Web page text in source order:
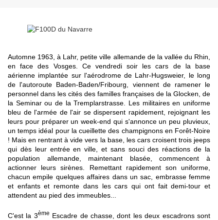
Automne 1963, à Lahr, petite ville allemande de la vallée du Rhin,
en face des Vosges. Ce vendredi soir les cars de la base
aérienne implantée sur l'aérodrome de Lahr-Hugsweier, le long
de l'autoroute Baden-Baden/Fribourg, viennent de ramener le
personnel dans les cités des familles françaises de la Glocken, de
la Seminar ou de la Tremplarstrasse. Les militaires en uniforme
bleu de l'armée de l'air se dispersent rapidement, rejoignant les
leurs pour préparer un week-end qui s'annonce un peu pluvieux,
un temps idéal pour la cueillette des champignons en Forêt-Noire
! Mais en rentrant à vide vers la base, les cars croisent trois jeeps
qui dès leur entrée en ville, et sans souci des réactions de la
population allemande, maintenant blasée, commencent à
actionner leurs sirènes. Remettant rapidement son uniforme,
chacun empile quelques affaires dans un sac, embrasse femme
et enfants et remonte dans les cars qui ont fait demi-tour et
attendent au pied des immeubles...
C'est la 3ème Escadre de chasse, dont les deux escadrons sont